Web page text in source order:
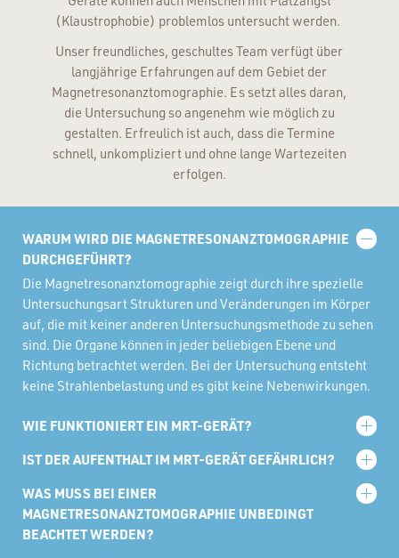
(Klaustrophobie) problemlos untersucht werden.
Unser freundliches, geschultes Team verfügt über
langjährige Erfahrungen auf dem Gebiet der
Magnetresonanztomographie. Es setzt alles daran,
die Untersuchung so angenehm wie möglich zu
gestalten. Erfreulich ist auch, dass die Termine
schnell, unkompliziert und ohne lange Wartezeiten
erfolgen.
WARUM WIRD DIE MAGNETRESONANZTOMOGRAPHIE
DURCHGEFÜHRT?
Die Magnetresonanztomographie zeigt durch ihre spezielle
Untersuchungsart Strukturen und Veränderungen im Körper
auf, die mit keiner anderen Untersuchungsmethode zu sehen
sind. Die Organe können in jeder beliebigen Ebene und
Richtung betrachtet werden. Bei der Untersuchung entsteht
keine Strahlenbelastung und es gibt keine Nebenwirkungen.
WIE FUNKTIONIERT EIN MRT-GERÄT?
Das Gerät ist technisch aufwändig, es arbeitet mit einem
starken Magnetfeld und Radiowellen. Während die Bilder
aufgenommen werden, hören Sie Klopfgeräusche. In dieser
Zeit dürfen Sie sich nicht bewegen, damit die Aufnahmen
nicht verwackeln. Unser MRT-Gerät verfügt über eine sehr
IST DER AUFENTHALT IM MRT-GERÄT GEFÄHRLICH?
wünschen, kann Ihre Begleitperson während der
Untersuchung gern in Ihrer Nähe bleiben.
WAS MUSS BEI EINER
MAGNETRESONANZTOMOGRAPHIE UNBEDINGT
BEACHTET WERDEN?